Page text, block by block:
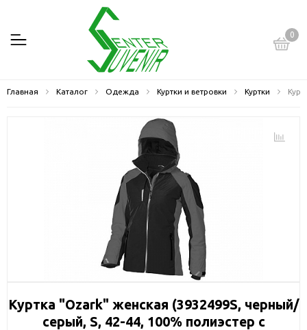
0
Главная Каталог Одежда Куртки и ветровки Куртки
Куртка "Ozark" женская (3932499S, черный/
серый, S, 42-44, 100% полиэстер с